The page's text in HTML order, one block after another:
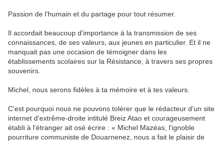
Passion de l'humain et du partage pour tout résumer.
Il accordait beaucoup d'importance à la transmission de ses
connaissances, de ses valeurs, aux jeunes en particulier. Et il ne
manquait pas une occasion de témoigner dans les
établissements scolaires sur la Résistance, à travers ses propres
souvenirs.
Michel, nous serons fidèles à ta mémoire et à tes valeurs.
C'est pourquoi nous ne pouvons tolérer que le rédacteur d'un site
internet d'extrême-droite intitulé Breiz Atao et courageusement
établi à l'étranger ait osé écrire : « Michel Mazéas, l'ignoble
pourriture communiste de Douarnenez, nous a fait le plaisir de